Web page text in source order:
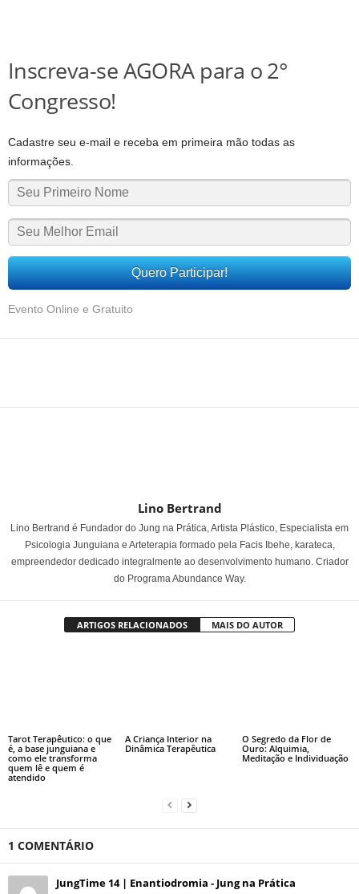
Inscreva-se AGORA para o 2°
Congresso!
Cadastre seu e-mail e receba em primeira mão todas as
informações.
Quero Participar!
Evento Online e Gratuito
Lino Bertrand
Lino Bertrand é Fundador do Jung na Prática, Artista Plástico, Especialista em
Psicologia Junguiana e Arteterapia formado pela Facis Ibehe, karateca,
empreendedor dedicado integralmente ao desenvolvimento humano. Criador
do Programa Abundance Way.
ARTIGOS RELACIONADOS MAIS DO AUTOR
Tarot Terapêutico: o que
é, a base junguiana e
como ele transforma
quem lê e quem é
atendido
A Criança Interior na
Dinâmica Terapêutica
O Segredo da Flor de
Ouro: Alquimia,
Meditação e Individuação
1 COMENTÁRIO
JungTime 14 | Enantiodromia - Jung na Prática